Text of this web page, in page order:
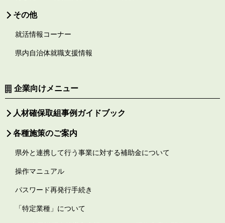
その他
就活情報コーナー
県内自治体就職支援情報
企業向けメニュー
人材確保取組事例ガイドブック
各種施策のご案内
県外と連携して行う事業に対する補助金について
操作マニュアル
パスワード再発行手続き
「特定業種」について